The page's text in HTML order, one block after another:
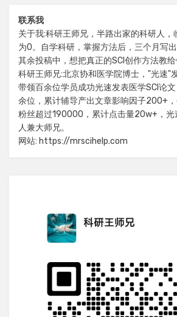
联系我
关于我:科研王师兄，半路出家的科研人，
为0。自学科研，掌握方法后，三个月写
其余投稿中，想把真正的SCI创作方法教给
科研王师兄:北京协和医学院博士，"光速"
带领百余位学员成功光速发表医学SCI论
余位，累计辅导产出文章影响因子200+
粉丝超过190000，累计点击量20w+，光
人兼大师兄。
网站: https://mrscihelp.com